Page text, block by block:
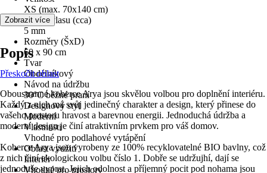
XS (max. 70x140 cm)
Výška vlasu (cca)
5 mm
Rozměry (ŠxD)
60 x 90 cm
Tvar
Obdélníkový
Návod na údržbu
30°C běžné praní
Designový styl
Moderní
Vlastnosti
Vhodné pro podlahové vytápění
Oblast využití
Interiér
Vhodné pro prostory
Zobrazit více
Popis
Přeskočit oblast
Oboustranné koberce Arya jsou skvělou volbou pro doplnění interiéru.
Každý z nich má svůj jedinečný charakter a design, který přinese do
vašeho prostoru hravost a barevnou energii. Jednoduchá údržba a
moderní design je činí atraktivním prvkem pro váš domov.
Koberce Arya jsou vyrobeny ze 100% recyklovatelné BIO bavlny, což
z nich činí ekologickou volbu číslo 1. Dobře se udržujhí, dají se
jednoduše vyprat. Jejich odolnost a příjemný pocit pod nohama jsou